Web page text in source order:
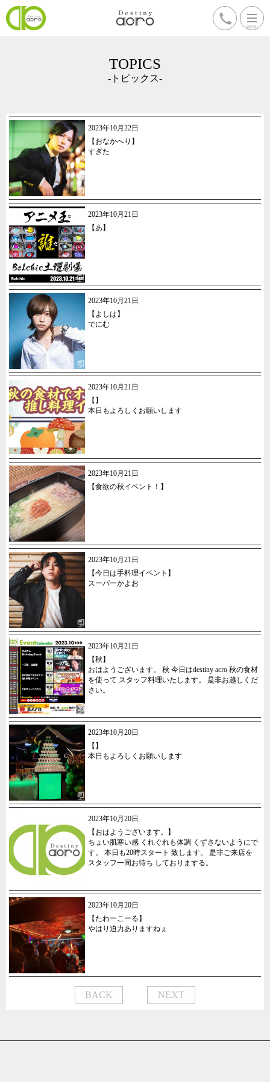
TOPICS
-トピックス-
2023年10月22日
【おなかへり】
すぎた
2023年10月21日
【あ】
2023年10月21日
【よしは】
でにむ
2023年10月21日
【】
本日もよろしくお願いします
2023年10月21日
【食欲の秋イベント！】
2023年10月21日
【今日は手料理イベント】
スーパーかよお
2023年10月21日
【秋】
おはようございます。 秋 今日はdestiny acro 秋の食材
を使って スタッフ料理いたします。 是非お越しくだ
さい。
2023年10月20日
【】
本日もよろしくお願いします
2023年10月20日
【おはようございます。】
ちょい肌寒い感 くれぐれも体調 くずさないようにで
す。 本日も20時スタート 致します。 是非ご来店を
スタッフ一同お待ち しておりまする。
2023年10月20日
【たわーこーる】
やはり迫力ありますねぇ
BACK NEXT